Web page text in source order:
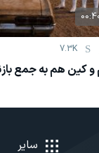
7.3K
و کین هم به جمع
سایر